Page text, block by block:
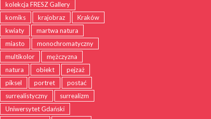
kolekcja FRESZ Gallery
komiks
krajobraz
Kraków
kwiaty
martwa natura
miasto
monochromatyczny
multikolor
mężczyzna
natura
obiekt
pejzaż
piksel
portret
postać
surrealistyczny
surrealizm
Uniwersytet Gdański